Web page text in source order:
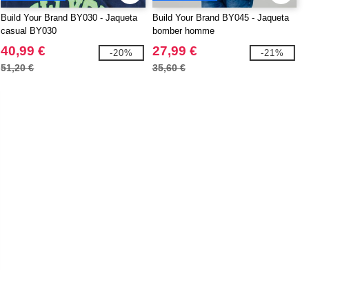
Build Your Brand BY030 - Jaqueta
casual BY030
40,99 €
51,20 €
-20%
Build Your Brand BY045 - Jaqueta
bomber homme
27,99 €
35,60 €
-21%